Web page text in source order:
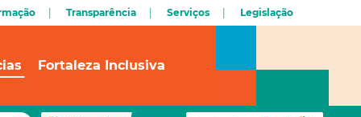
Transparência Serviços Legislação
Fortaleza Inclusiva